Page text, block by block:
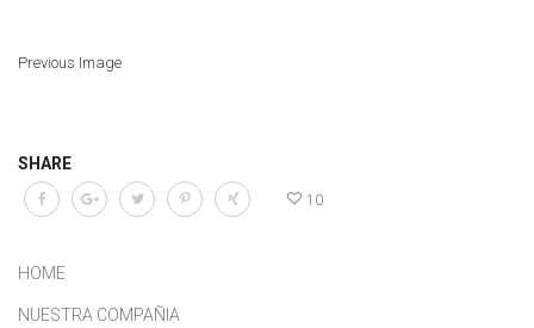
Previous Image
SHARE
10
HOME
NUESTRA COMPAÑIA